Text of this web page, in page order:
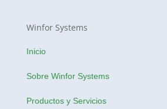
Winfor Systems
Inicio
Sobre Winfor Systems
Productos y Servicios